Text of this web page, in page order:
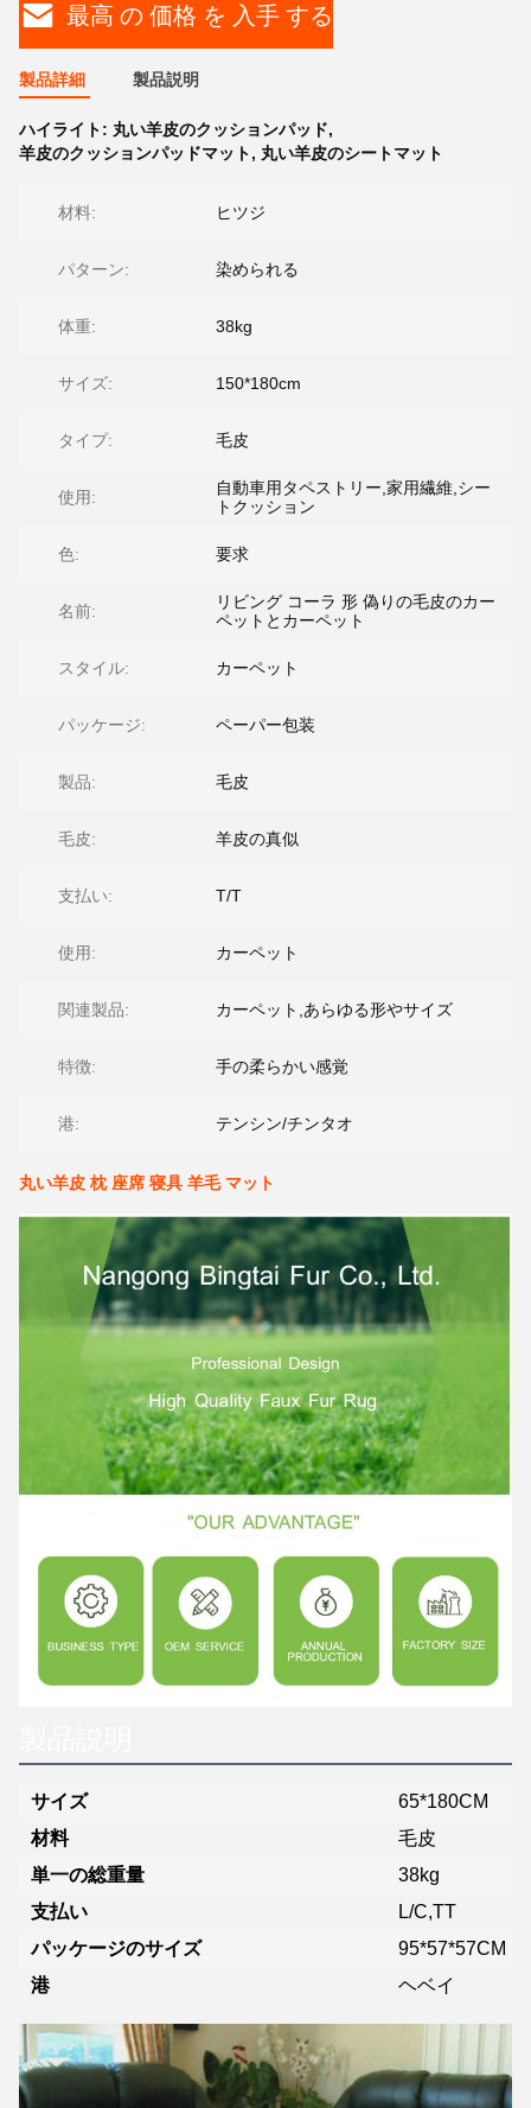
最高 の 価格 を 入手 する
製品詳細 製品説明
ハイライト: 丸い羊皮のクッションパッド,
羊皮のクッションパッドマット, 丸い羊皮のシートマット
材料: ヒツジ
パターン: 染められる
体重: 38kg
サイズ: 150*180cm
タイプ: 毛皮
使用:
自動車用タペストリー,家用繊維,シー
トクッション
色: 要求
名前:
リビング コーラ 形 偽りの毛皮のカー
ペットとカーペット
スタイル: カーペット
パッケージ: ペーパー包装
製品: 毛皮
毛皮: 羊皮の真似
支払い: T/T
使用: カーペット
関連製品: カーペット,あらゆる形やサイズ
特徴: 手の柔らかい感覚
港: テンシン/チンタオ
丸い羊皮 枕 座席 寝具 羊毛 マット
サイズ
65*180CM
材料
毛皮
単一の総重量
38kg
支払い
L/C,TT
パッケージのサイズ
95*57*57CM
港
ヘベイ